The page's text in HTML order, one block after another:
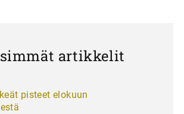
artikkelit
pisteet elokuun